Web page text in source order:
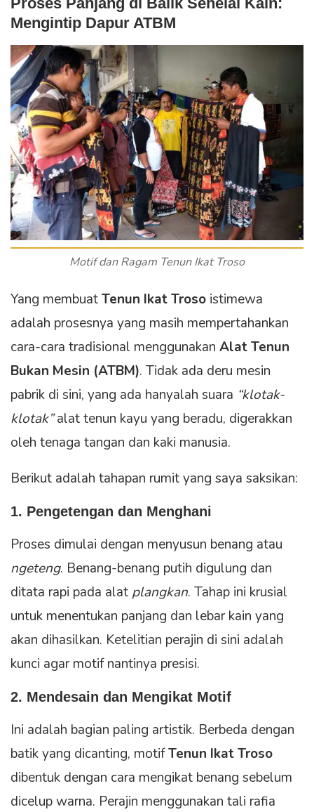
Mengintip Dapur ATBM
Motif dan Ragam Tenun Ikat Troso
Yang membuatTenun Ikat Troso istimewa
adalah prosesnya yang masih mempertahankan
cara-cara tradisional menggunakan Alat Tenun
Bukan Mesin (ATBM). Tidak ada deru mesin
pabrik di sini, yang ada hanyalah suara “klotak-
klotak”alat tenun kayu yang beradu, digerakkan
oleh tenaga tangan dan kaki manusia.
Berikut adalah tahapan rumit yang saya saksikan:
1. Pengetengan dan Menghani
Proses dimulai dengan menyusun benang atau
ngeteng. Benang-benang putih digulung dan
ditata rapi pada alat plangkan. Tahap ini krusial
untuk menentukan panjang dan lebar kain yang
akan dihasilkan. Ketelitian perajin di sini adalah
kunci agar motif nantinya presisi.
2. Mendesain dan Mengikat Motif
Ini adalah bagian paling artistik. Berbeda dengan
batik yang dicanting, motifTenun Ikat Troso
dibentuk dengan cara mengikat benang sebelum
dicelup warna. Perajin menggunakan tali rafia